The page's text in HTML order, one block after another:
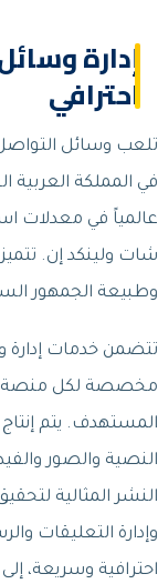
إدارة
احترافي
تلعب وسائل التواصل
في المملكة العربية
عالمياً في معدلات
شات ولينكد إن.
وطبيعة الجمهور
تتضمن خدمات إدارة
مخصصة لكل منصة
المستهدف. يتم
النصية والصور
النشر المثالية
وإدارة التعليقات
احترافية وسريعة، إلى